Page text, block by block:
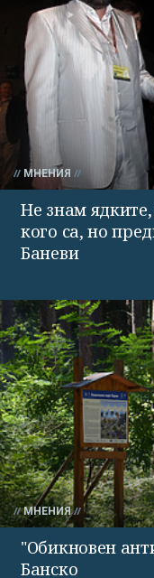
МНЕНИЯ
Не знам
кого са, но
Баневи
МНЕНИЯ
"Обикновен
Банско